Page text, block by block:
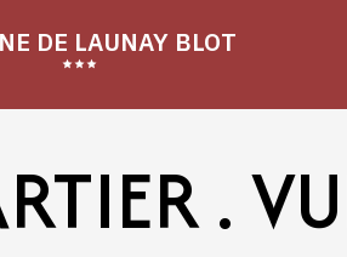
DE LAUNAY BLOT
.